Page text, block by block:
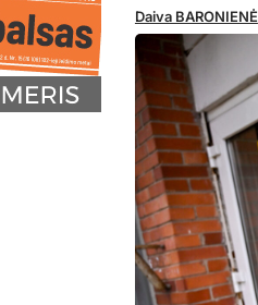
Daiva BARONIENĖ